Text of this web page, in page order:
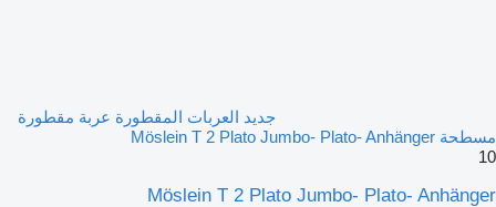
جديد العربات المقطورة عربة مقطورة
مسطحة Möslein T 2 Plato Jumbo- Plato- Anhänger
10
Möslein T 2 Plato Jumbo- Plato- Anhänger